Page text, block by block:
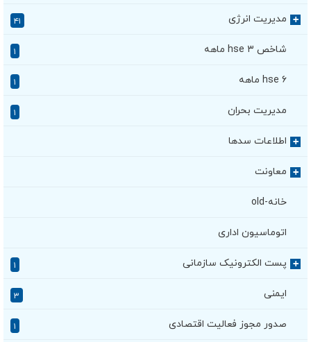
+ مدیریت انرژی ۴۱
شاخص hse ۳ ماهه
hse ۶ ماهه
مدیریت بحران
+ اطلاعات سدها
+ معاونت
خانه-old
اتوماسیون اداری
+ پست الکترونیک سازمانی
ایمنی ۳
صدور مجوز فعالیت اقتصادی